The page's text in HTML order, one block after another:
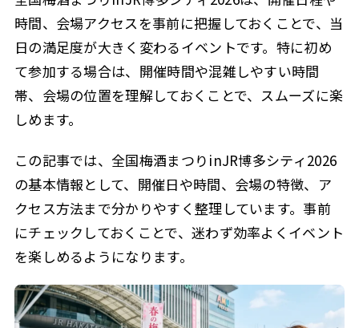
時間、会場アクセスを事前に把握しておくことで、当
日の満足度が大きく変わるイベントです。特に初め
て参加する場合は、開催時間や混雑しやすい時間
帯、会場の位置を理解しておくことで、スムーズに楽
しめます。
この記事では、全国梅酒まつりinJR博多シティ2026
の基本情報として、開催日や時間、会場の特徴、ア
クセス方法まで分かりやすく整理しています。事前
にチェックしておくことで、迷わず効率よくイベント
を楽しめるようになります。